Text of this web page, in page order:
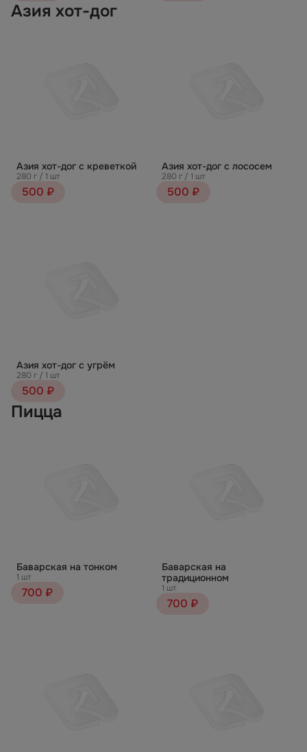
Азия хот-дог
Азия хот-дог с креветкой
280 г / 1 шт
500 ₽
Азия хот-дог с лососем
280 г / 1 шт
500 ₽
Азия хот-дог с угрём
280 г / 1 шт
500 ₽
Пицца
Баварская на тонком
1 шт
700 ₽
Баварская на
традиционном
1 шт
700 ₽